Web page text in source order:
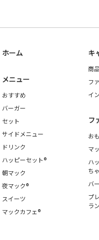
ホーム
メニュー
おすすめ
バーガー
セット
サイドメニュー
ドリンク
ハッピーセット®
朝マック
夜マック®
スイーツ
マックカフェ®
キ
商
フ
イ
フ
お
マ
ハ
ち
バ
プ
ラ